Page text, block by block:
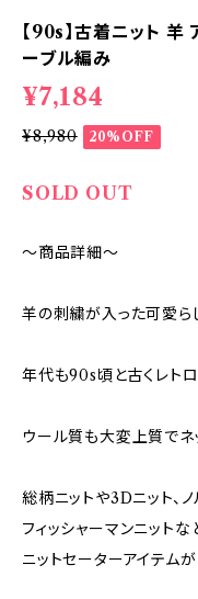
【90s】古着ニット
ーブル編み
¥7,184
¥8,980 20%OFF
SOLD OUT
～商品詳細～
羊の刺繍が入った可愛ら
年代も90s頃と古くレト
ウール質も大変上質でネ
総柄ニットや3Dニット、
フィッシャーマンニット
ニットセーターアイテム